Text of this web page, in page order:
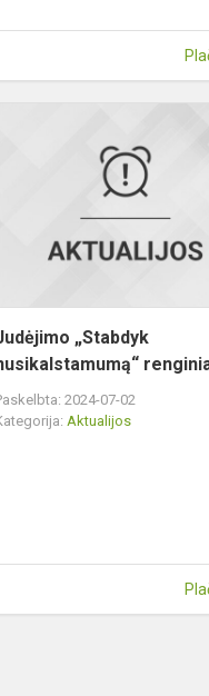
„Stabdyk
2024-07-02
Aktualijos